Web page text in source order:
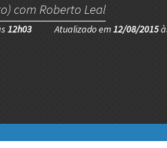
com Roberto Leal
12h03 Atualizado em12/08/2015